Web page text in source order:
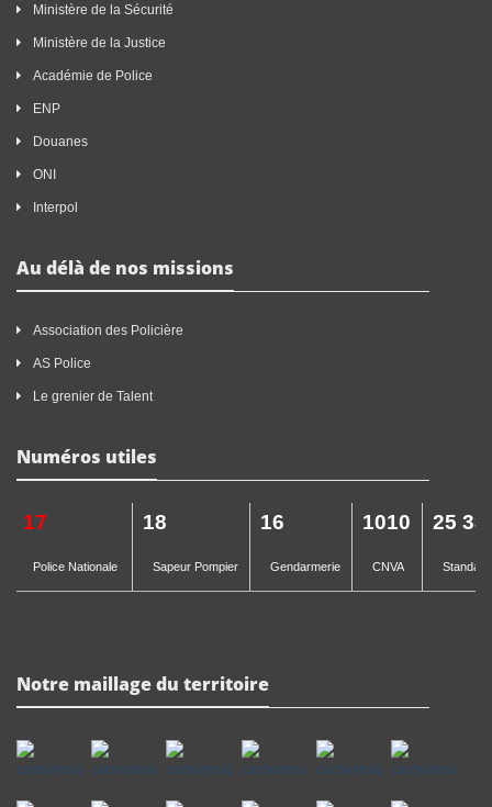
Ministère de la Sécurité
Ministère de la Justice
Académie de Police
ENP
Douanes
ONI
Interpol
Au délà de nos missions
Association des Policière
AS Police
Le grenier de Talent
Numéros utiles
17
Police Nationale
18
Sapeur Pompier
16
Gendarmerie
1010
CNVA
25 33
Notre maillage du territoire